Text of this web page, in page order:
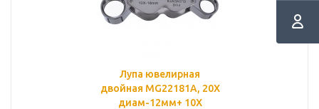
Лупа ювелирная
двойная MG22181A, 20Х
диам-12мм+ 10Х